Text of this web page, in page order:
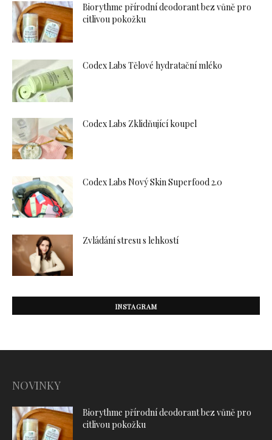
Biorythme přírodní deodorant bez vůně pro
citlivou pokožku
Codex Labs Tělové hydratační mléko
Codex Labs Zklidňující koupel
Codex Labs Nový Skin Superfood 2.0
Zvládání stresu s lehkostí
INSTAGRAM
NOVINKY
Biorythme přírodní deodorant bez vůně pro
citlivou pokožku